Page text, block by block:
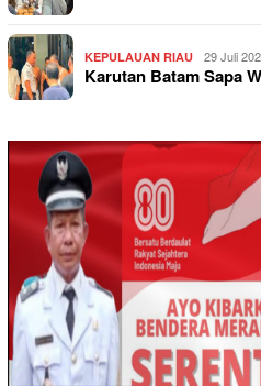
KEPULAUAN RIAU 29 Juli
Karutan Batam Sapa